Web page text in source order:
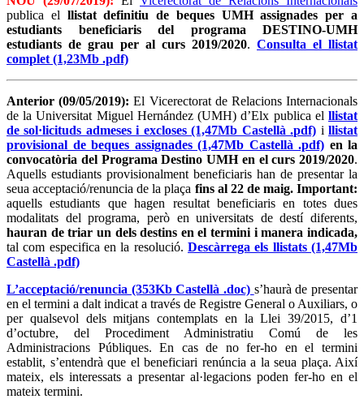
publica el llistat definitiu de beques UMH assignades per a
estudiants beneficiaris del programa DESTINO-UMH
estudiants de grau per al curs 2019/2020. Consulta el llistat
complet (1,23Mb .pdf)
Anterior (09/05/2019): El Vicerectorat de Relacions Internacionals
de la Universitat Miguel Hernández (UMH) d’Elx publica el llistat
de sol·licituds admeses i excloses (1,47Mb Castellà .pdf) illistat
provisional de beques assignades (1,47Mb Castellà .pdf) en la
convocatòria del Programa Destino UMH en el curs 2019/2020.
Aquells estudiants provisionalment beneficiaris han de presentar la
seua acceptació/renuncia de la plaça fins al 22 de maig.Important:
aquells estudiants que hagen resultat beneficiaris en totes dues
modalitats del programa, però en universitats de destí diferents,
hauran de triar un dels destins en el termini i manera indicada,
tal com especifica en la resolució. Descàrrega els llistats (1,47Mb
Castellà .pdf)
L’acceptació/renuncia (353Kb Castellà .doc) s’haurà de presentar
en el termini a dalt indicat a través de Registre General o Auxiliars, o
per qualsevol dels mitjans contemplats en la Llei 39/2015, d’1
d’octubre, del Procediment Administratiu Comú de les
Administracions Públiques. En cas de no fer-ho en el termini
establit, s’entendrà que el beneficiari renúncia a la seua plaça. Així
mateix, els interessats a presentar al·legacions poden fer-ho en el
mateix termini.